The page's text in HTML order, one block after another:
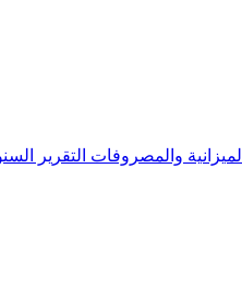
الميزانية والمصروفات التقرير